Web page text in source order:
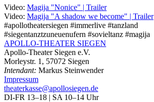
Video: Magija "Nonice" | Trailer
Video: Magija "A shadow we become" | Trailer
#apollotheatersiegen #immerlive #tanzland
#siegentanztzuneuenufern #sovieltanz #magija
APOLLO-THEATER SIEGEN
Apollo-Theater Siegen e.V.
Morleystr. 1, 57072 Siegen
Intendant: Markus Steinwender
Impressum
theaterkasse@apollosiegen.de
DI-FR 13–18 | SA 10–14 Uhr